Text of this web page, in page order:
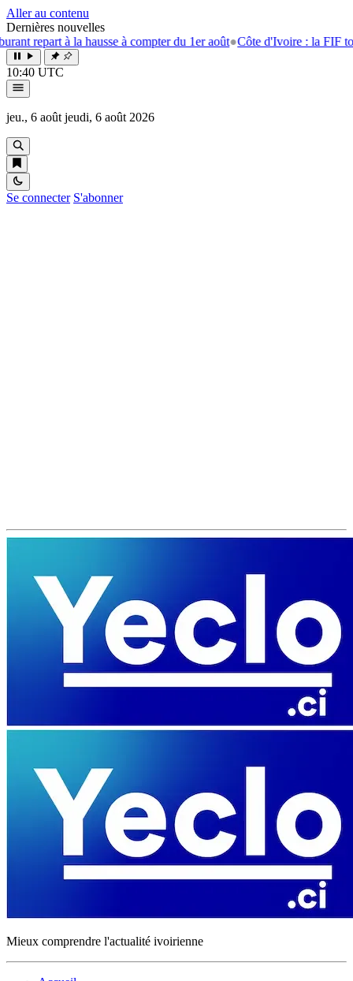
Aller au contenu
Dernières nouvelles
hausse à compter du 1er août●Côte d'Ivoire : la FIF tourne la page
10:40 UTC
jeu., 6 août jeudi, 6 août 2026
Se connecter S'abonner
Mieux comprendre l'actualité ivoirienne